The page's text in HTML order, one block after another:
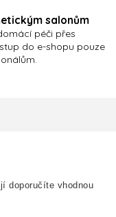
salonům
péči přes
do e-shopu pouze
doporučíte vhodnou